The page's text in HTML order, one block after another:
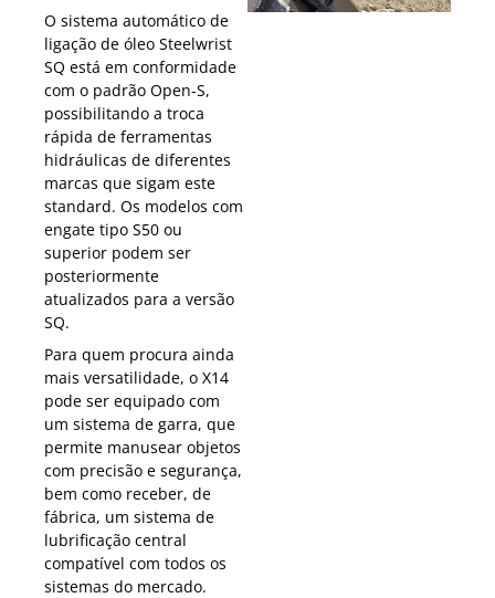
O sistema automático de
ligação de óleo Steelwrist
SQ está em conformidade
com o padrão Open-S,
possibilitando a troca
rápida de ferramentas
hidráulicas de diferentes
marcas que sigam este
standard. Os modelos com
engate tipo S50 ou
superior podem ser
posteriormente
atualizados para a versão
SQ.
Para quem procura ainda
mais versatilidade, o X14
pode ser equipado com
um sistema de garra, que
permite manusear objetos
com precisão e segurança,
bem como receber, de
fábrica, um sistema de
lubrificação central
compatível com todos os
sistemas do mercado.